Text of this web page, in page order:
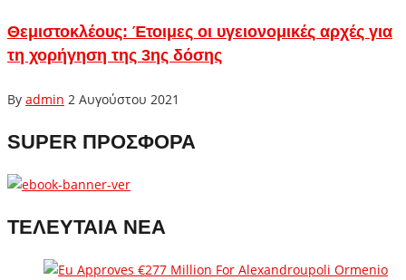
Θεμιστοκλέους: Έτοιμες οι υγειονομικές αρχές για
τη χορήγηση της 3ης δόσης
By admin 2 Αυγούστου 2021
SUPER ΠΡΟΣΦΟΡΑ
ΤΕΛΕΥΤΑΙΑ ΝΕΑ